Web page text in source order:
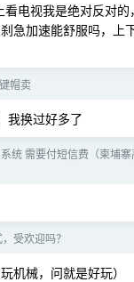
电视我是绝对反对
急加速能舒服吗，上
帽卖
我换过好多了
统 需要付短信费（柬埔
受欢迎吗？
机械，问就是好玩）